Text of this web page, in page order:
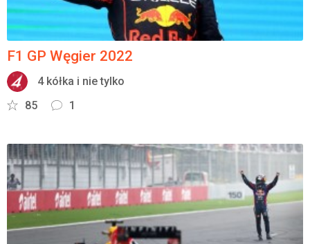
F1 GP Węgier 2022
4 kółka i nie tylko
85
1